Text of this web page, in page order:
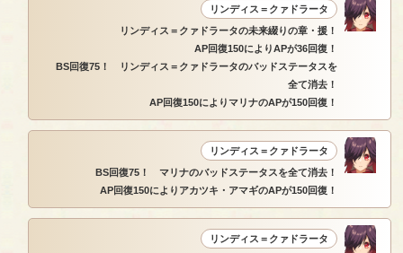
リンディス＝クァドラータ
リンディス＝クァドラータの未来綴りの章・援！
AP回復150によりAPが36回復！
BS回復75！ リンディス＝クァドラータのバッドステータスを
全て消去！
AP回復150によりマリナのAPが150回復！
リンディス＝クァドラータ
BS回復75！ マリナのバッドステータスを全て消去！
AP回復150によりアカツキ・アマギのAPが150回復！
リンディス＝クァドラータ